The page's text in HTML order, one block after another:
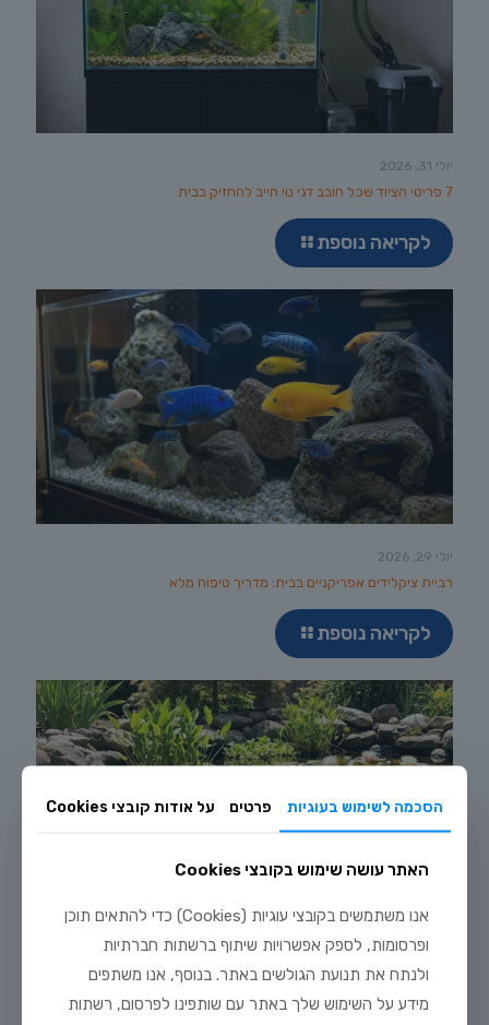
יולי 31, 2026
7 פריטי הציוד שכל חובב דגי נוי חייב להחזיק בבית
לקריאה נוספת
יולי 29, 2026
רביית ציקלידים אפריקניים בבית: מדריך טיפוח מלא
לקריאה נוספת
הסכמה לשימוש בעוגיות פרטים על אודות קובצי Cookies
האתר עושה שימוש בקובצי Cookies
אנו משתמשים בקובצי עוגיות (Cookies) כדי להתאים תוכן
ופרסומות, לספק אפשרויות שיתוף ברשתות חברתיות
ולנתח את תנועת הגולשים באתר. בנוסף, אנו משתפים
מידע על השימוש שלך באתר עם שותפינו לפרסום, רשתות